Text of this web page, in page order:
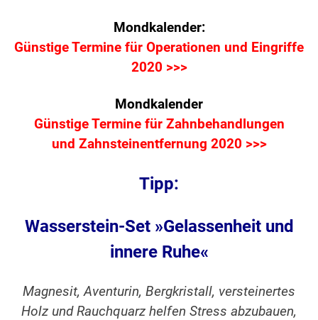
Mondkalender:
Günstige Termine für Operationen und Eingriffe
2020 >>>
Mondkalender
Günstige Termine für Zahnbehandlungen
und Zahnsteinentfernung 2020 >>>
Tipp:
Wasserstein-Set »Gelassenheit und
innere Ruhe«
Magnesit, Aventurin, Bergkristall, versteinertes
Holz und Rauchquarz helfen Stress abzubauen,